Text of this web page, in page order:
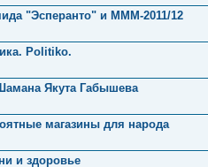
"Эсперанто" и MMM-2011/12
Politiko.
Якута Габышева
магазины для народа
и здоровье